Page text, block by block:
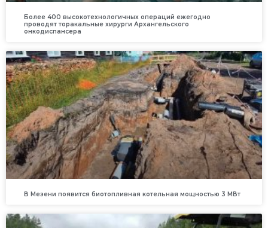
Более 400 высокотехнологичных операций ежегодно
проводят торакальные хирурги Архангельского
онкодиспансера
В Мезени появится биотопливная котельная мощностью 3 МВт